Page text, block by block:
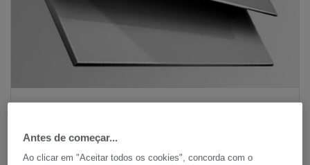
Antes de começar...
Ao clicar em "Aceitar todos os cookies", concorda com o